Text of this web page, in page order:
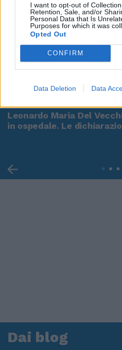
I want to opt-out of
Retention, Sale, and/or
Personal Data that Is
Purposes for which it was
Opted Out
CONFIRM
Data Deletion Data
00:00
Leonardo Maria Del
in ospedale. Le
Dai blog